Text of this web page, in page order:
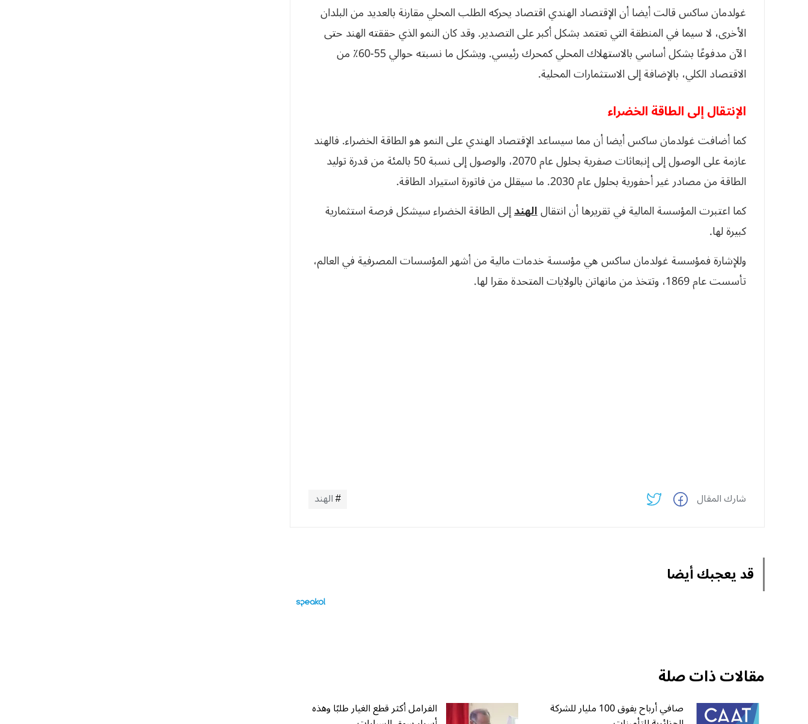
غولدمان ساكس قالت أيضا أن الإقتصاد الهندي اقتصاد يحركه الطلب المحلي مقارنة بالعديد من البلدان
الأخرى، لا سيما في المنطقة التي تعتمد بشكل أكبر على التصدير. وقد كان النمو الذي حققته الهند حتى
الآن مدفوعًا بشكل أساسي بالاستهلاك المحلي كمحرك رئيسي. ويشكل ما نسبته حوالي 55-60٪ من
الاقتصاد الكلي، بالإضافة إلى الاستثمارات المحلية.
الإنتقال إلى الطاقة الخضراء
كما أضافت غولدمان ساكس أيضا أن مما سيساعد الإقتصاد الهندي على النمو هو الطاقة الخضراء. فالهند
عازمة على الوصول إلى إنبعاثات صفرية بحلول عام 2070، والوصول إلى نسبة 50 بالمئة من قدرة توليد
الطاقة من مصادر غير أحفورية بحلول عام 2030. ما سيقلل من فاتورة استيراد الطاقة.
كما اعتبرت المؤسسة المالية في تقريرها أن انتقالالهندإلى الطاقة الخضراء سيشكل فرصة استثمارية
كبيرة لها.
وللإشارة فمؤسسة غولدمان ساكس هي مؤسسة خدمات مالية من أشهر المؤسسات المصرفية في العالم،
تأسست عام 1869، وتتخذ من مانهاتن بالولايات المتحدة مقرا لها.
شارك المقال الهند
قد يعجبك أيضا
مقالات ذات صلة
صافي أرباح يفوق 100 مليار للشركة الفرامل أكثر قطع الغيار طلبًا وهذه